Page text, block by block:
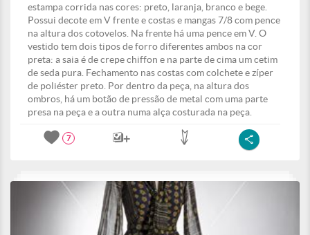
estampa corrida nas cores: preto, laranja, branco e bege.
Possui decote em V frente e costas e mangas 7/8 com pence
na altura dos cotovelos. Na frente há uma pence em V. O
vestido tem dois tipos de forro diferentes ambos na cor
preta: a saia é de crepe chiffon e na parte de cima um cetim
de seda pura. Fechamento nas costas com colchete e zíper
de poliéster preto. Por dentro da peça, na altura dos
ombros, há um botão de pressão de metal com uma parte
presa na peça e a outra numa alça costurada na peça.
7